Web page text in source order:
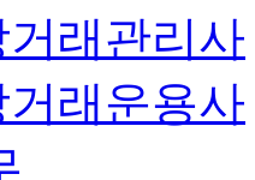
래관리사
래운용사